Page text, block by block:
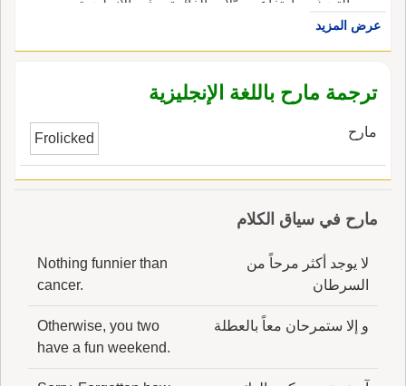
التضخّم وارتفاع معدّلات الفائدة. ، في الإنجليزية،
هي soft landing.
عرض المزيد
ترجمة مارح باللغة الإنجليزية
مارح Frolicked
مارح في سياق الكلام
لا يوجد أكثر مرحاً من
السرطان
Nothing funnier than
cancer.
و إلا ستمرحان معاً بالعطلة
Otherwise, you two
have a fun weekend.